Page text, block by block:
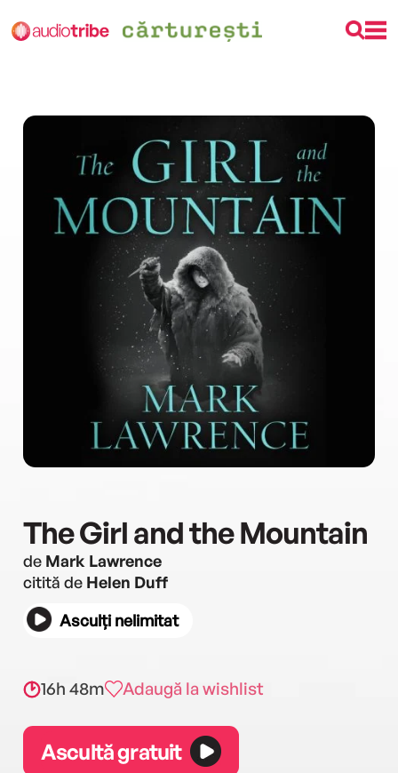
The Girl and the Mountain
de Mark Lawrence
citită de Helen Duff
Asculți nelimitat
16h 48m Adaugă la wishlist
Ascultă gratuit